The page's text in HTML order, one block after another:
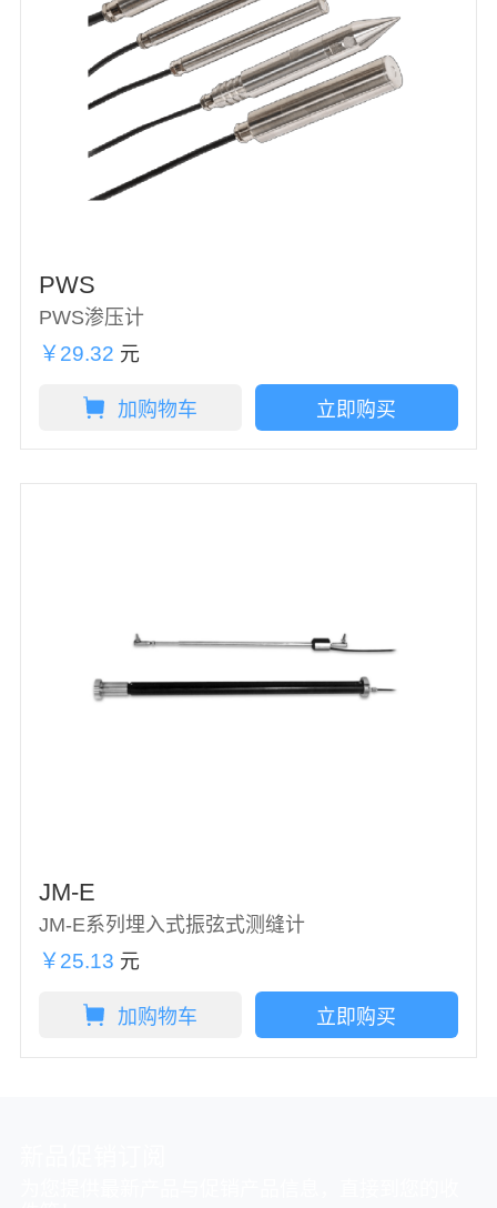
PWS
PWS渗压计
￥29.32 元
加购物车 立即购买
JM-E
JM-E系列埋入式振弦式测缝计
￥25.13 元
加购物车 立即购买